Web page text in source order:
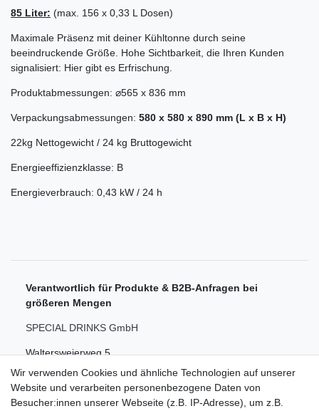
85 Liter: (max. 156 x 0,33 L Dosen)
Maximale Präsenz mit deiner Kühltonne durch seine
beeindruckende Größe. Hohe Sichtbarkeit, die Ihren Kunden
signalisiert: Hier gibt es Erfrischung.
Produktabmessungen: ⌀565 x 836 mm
Verpackungsabmessungen: 580 x 580 x 890 mm (L x B x H)
22kg Nettogewicht / 24 kg Bruttogewicht
Energieeffizienzklasse: B
Energieverbrauch: 0,43 kW / 24 h
Verantwortlich für Produkte & B2B-Anfragen bei
größeren Mengen
SPECIAL DRINKS GmbH
Waltersweierweg 5
77652 Offenburg
Kontakt
Wir verwenden Cookies und ähnliche Technologien auf unserer
Website und verarbeiten personenbezogene Daten von
Besucher:innen unserer Webseite (z.B. IP-Adresse), um z.B.